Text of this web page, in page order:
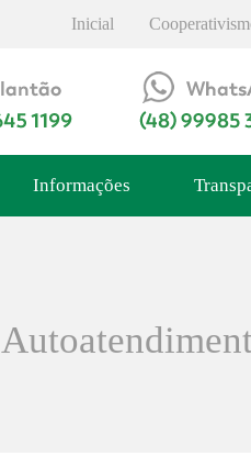
Inicial
Informações